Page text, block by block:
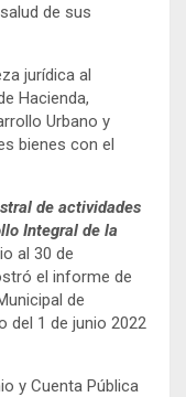
de sus
jurídica al
Hacienda,
Urbano y
bienes con el
de actividades
Integral de la
al 30 de
el informe de
de
del 1 de junio 2022
y Cuenta Pública